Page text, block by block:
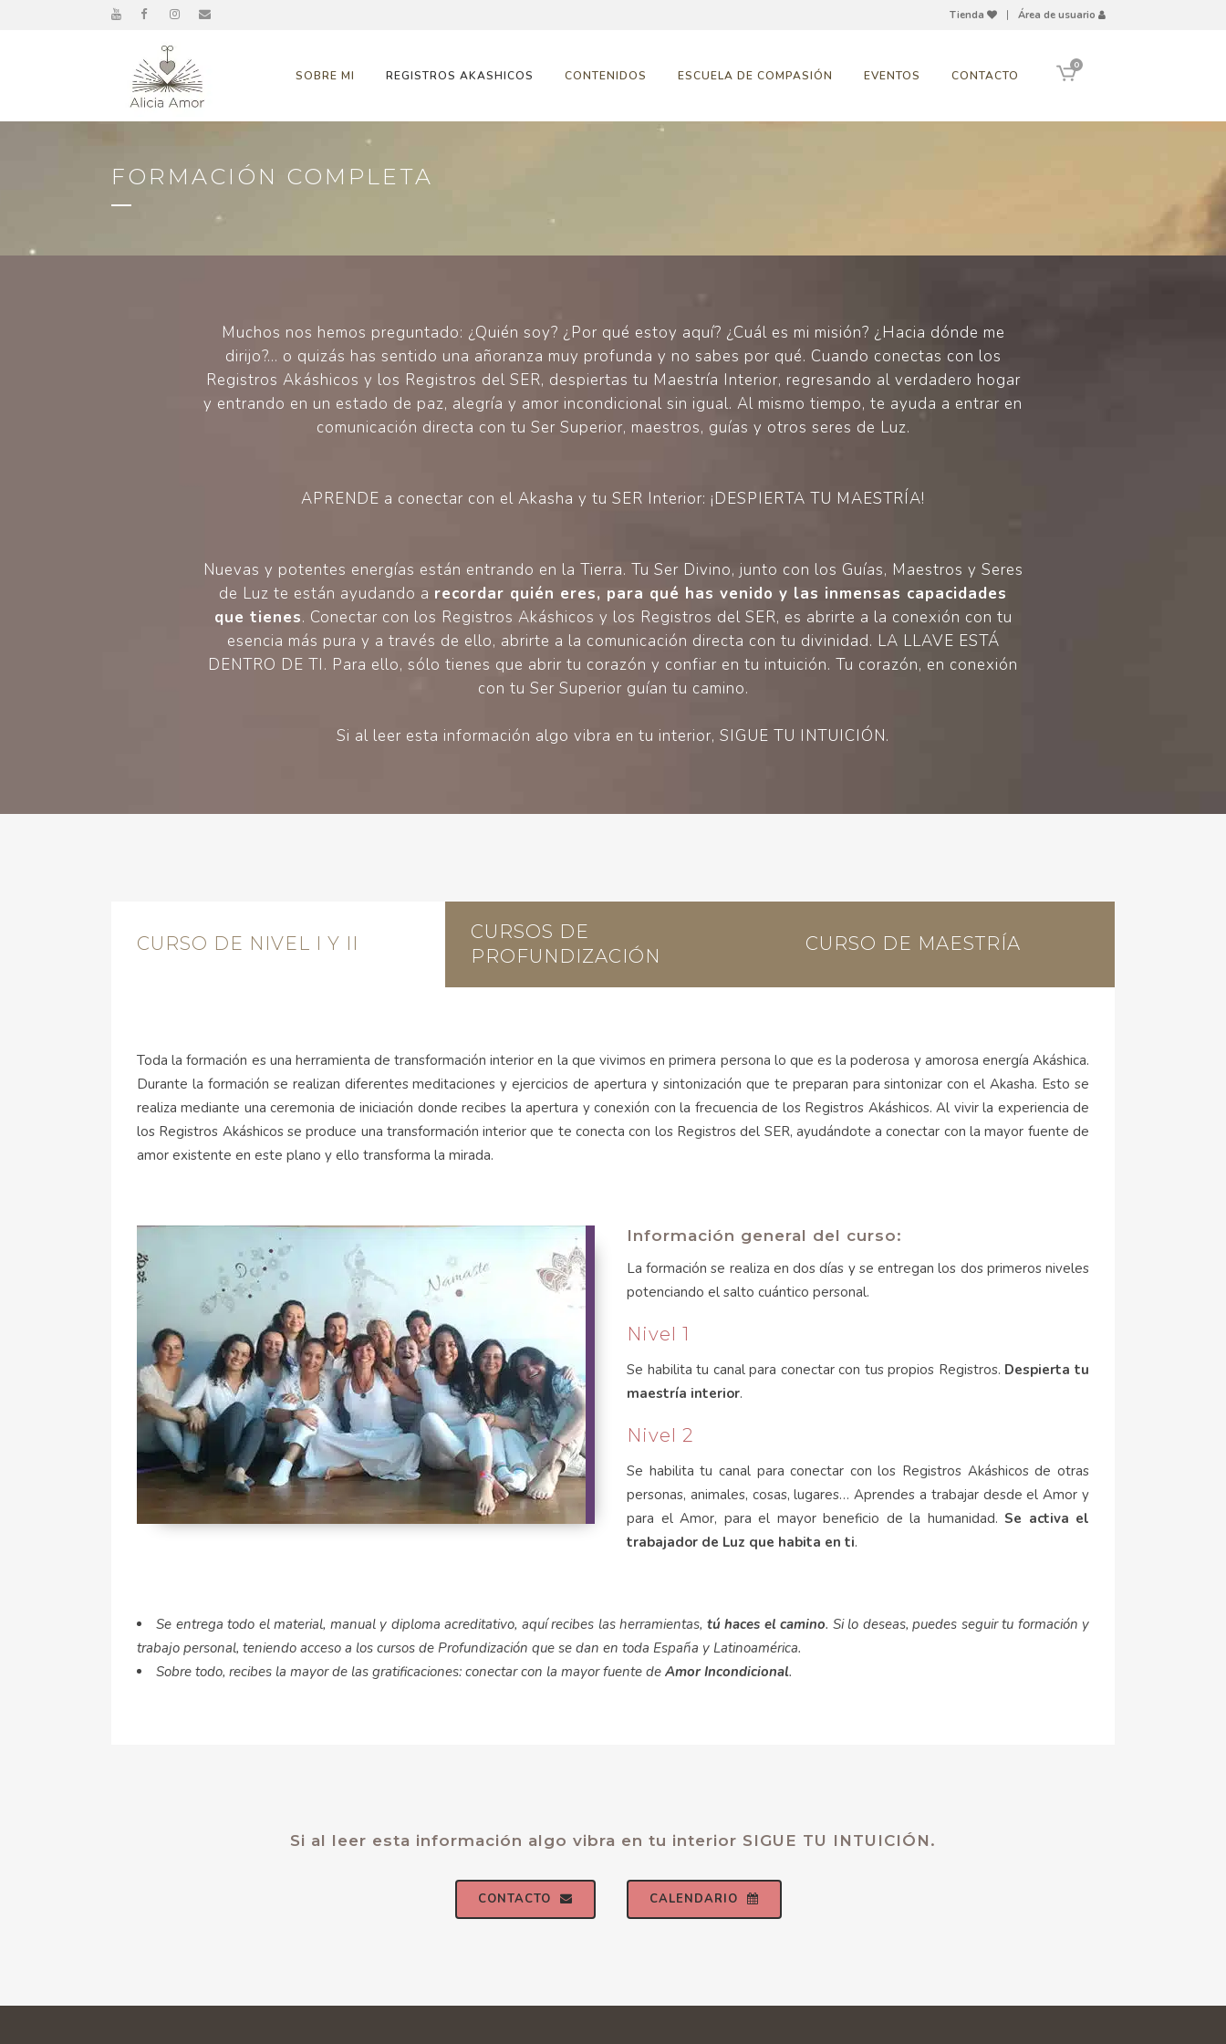
Tienda Área de usuario
0
SOBRE MI REGISTROS AKASHICOS CONTENIDOS ESCUELA DE COMPASIÓN EVENTOS CONTACTO
FORMACIÓN COMPLETA
Muchos nos hemos preguntado: ¿Quién soy? ¿Por qué estoy aquí? ¿Cuál es mi misión? ¿Hacia dónde me
dirijo?… o quizás has sentido una añoranza muy profunda y no sabes por qué. Cuando conectas con los
Registros Akáshicos y los Registros del SER, despiertas tu Maestría Interior, regresando al verdadero hogar
y entrando en un estado de paz, alegría y amor incondicional sin igual. Al mismo tiempo, te ayuda a entrar en
comunicación directa con tu Ser Superior, maestros, guías y otros seres de Luz.
APRENDE a conectar con el Akasha y tu SER Interior: ¡DESPIERTA TU MAESTRÍA!
Nuevas y potentes energías están entrando en la Tierra. Tu Ser Divino, junto con los Guías, Maestros y Seres
de Luz te están ayudando a recordar quién eres, para qué has venido y las inmensas capacidades
que tienes. Conectar con los Registros Akáshicos y los Registros del SER, es abrirte a la conexión con tu
esencia más pura y a través de ello, abrirte a la comunicación directa con tu divinidad. LA LLAVE ESTÁ
DENTRO DE TI. Para ello, sólo tienes que abrir tu corazón y confiar en tu intuición. Tu corazón, en conexión
con tu Ser Superior guían tu camino.
Si al leer esta información algo vibra en tu interior, SIGUE TU INTUICIÓN.
CURSO DE NIVEL I Y II
CURSOS DE
PROFUNDIZACIÓN
CURSO DE MAESTRÍA
Toda la formación es una herramienta de transformación interior en la que vivimos en primera persona lo que es la poderosa y amorosa energía Akáshica.
Durante la formación se realizan diferentes meditaciones y ejercicios de apertura y sintonización que te preparan para sintonizar con el Akasha. Esto se
realiza mediante una ceremonia de iniciación donde recibes la apertura y conexión con la frecuencia de los Registros Akáshicos. Al vivir la experiencia de
los Registros Akáshicos se produce una transformación interior que te conecta con los Registros del SER, ayudándote a conectar con la mayor fuente de
amor existente en este plano y ello transforma la mirada.
Información general del curso:
La formación se realiza en dos días y se entregan los dos primeros niveles
potenciando el salto cuántico personal.
Nivel 1
Se habilita tu canal para conectar con tus propios Registros. Despierta tu
maestría interior.
Nivel 2
Se habilita tu canal para conectar con los Registros Akáshicos de otras
personas, animales, cosas, lugares… Aprendes a trabajar desde el Amor y
para el Amor, para el mayor beneficio de la humanidad. Se activa el
trabajador de Luz que habita en ti.
Se entrega todo el material, manual y diploma acreditativo, aquí recibes las herramientas, tú haces el camino. Si lo deseas, puedes seguir tu formación y
trabajo personal, teniendo acceso a los cursos de Profundización que se dan en toda España y Latinoamérica.
Sobre todo, recibes la mayor de las gratificaciones: conectar con la mayor fuente de Amor Incondicional.
Si al leer esta información algo vibra en tu interior SIGUE TU INTUICIÓN.
CONTACTO CALENDARIO